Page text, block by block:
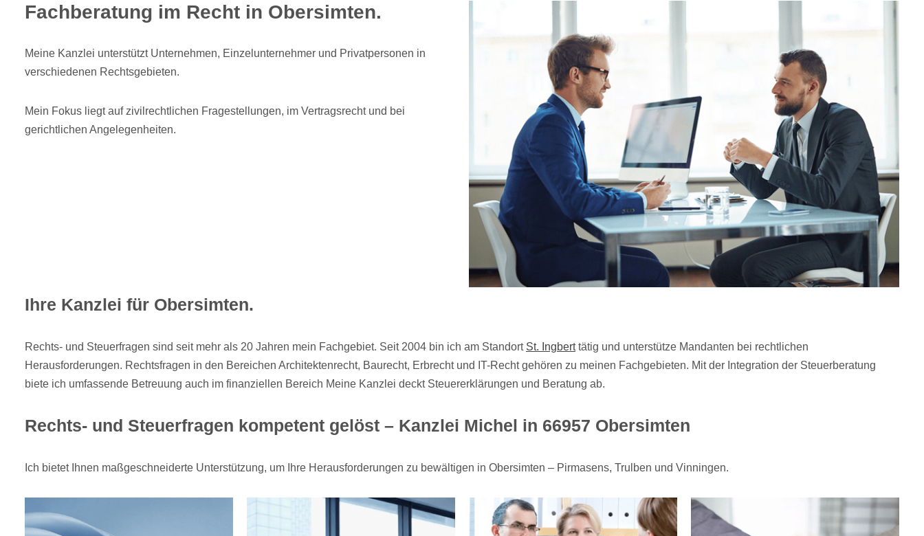
Fachberatung im Recht in Obersimten.
Meine Kanzlei unterstützt Unternehmen, Einzelunternehmer und Privatpersonen in
verschiedenen Rechtsgebieten.
Mein Fokus liegt auf zivilrechtlichen Fragestellungen, im Vertragsrecht und bei
gerichtlichen Angelegenheiten.
Ihre Kanzlei für Obersimten.
Rechts- und Steuerfragen sind seit mehr als 20 Jahren mein Fachgebiet. Seit 2004 bin ich am Standort St. Ingberttätig und unterstütze Mandanten bei rechtlichen
Herausforderungen. Rechtsfragen in den Bereichen Architektenrecht, Baurecht, Erbrecht und IT-Recht gehören zu meinen Fachgebieten. Mit der Integration der Steuerberatung
biete ich umfassende Betreuung auch im finanziellen Bereich Meine Kanzlei deckt Steuererklärungen und Beratung ab.
Rechts- und Steuerfragen kompetent gelöst – Kanzlei Michel in 66957 Obersimten
Ich bietet Ihnen maßgeschneiderte Unterstützung, um Ihre Herausforderungen zu bewältigen in Obersimten – Pirmasens, Trulben und Vinningen.